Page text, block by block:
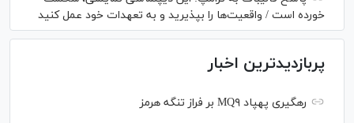
خورده است / واقعیت‌ها را بپذیرید و به تعهدات خود عمل کنید
پربازدیدترین اخبار
رهگیری پهپاد MQ۹ بر فراز تنگه هرمز